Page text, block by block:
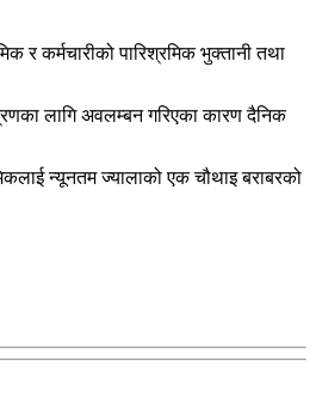
कर्मचारीको पारिश्रमिक भुक्तानी तथा
लागि अवलम्बन गरिएका कारण दैनिक
न्यूनतम ज्यालाको एक चौथाइ बराबरको